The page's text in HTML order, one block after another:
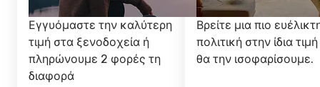
Εγγυόμαστε την καλύτερη
τιμή στα ξενοδοχεία ή
πληρώνουμε 2 φορές τη
διαφορά
Βρείτε μια πιο
πολιτική στην ίδια
θα την ισοφαρίσουμε.